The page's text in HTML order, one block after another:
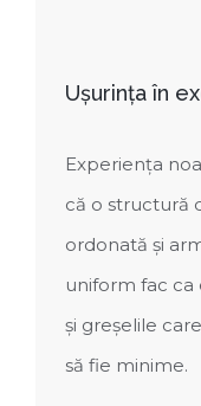
Ușurința în
Experiența
că o structură
ordonată și
uniform fac ca
și greșelile
să fie minime.